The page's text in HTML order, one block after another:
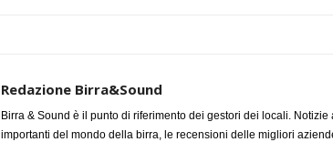
Redazione Birra&Sound
Birra & Sound è il punto di riferimento dei gestori dei locali.
importanti del mondo della birra, le recensioni delle migliori